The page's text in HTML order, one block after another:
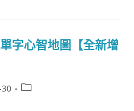
字心智地圖【全新增